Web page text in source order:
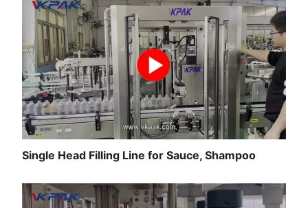
Single Head Filling Line for Sauce, Shampoo